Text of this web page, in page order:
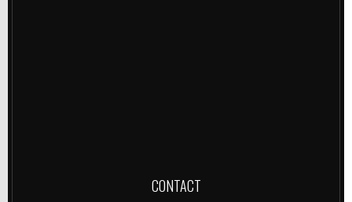
CONTACT